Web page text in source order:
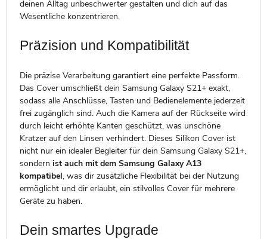
deinen Alltag unbeschwerter gestalten und dich auf das
Wesentliche konzentrieren.
Präzision und Kompatibilität
Die präzise Verarbeitung garantiert eine perfekte Passform.
Das Cover umschließt dein Samsung Galaxy S21+ exakt,
sodass alle Anschlüsse, Tasten und Bedienelemente jederzeit
frei zugänglich sind. Auch die Kamera auf der Rückseite wird
durch leicht erhöhte Kanten geschützt, was unschöne
Kratzer auf den Linsen verhindert. Dieses Silikon Cover ist
nicht nur ein idealer Begleiter für dein Samsung Galaxy S21+,
sondern ist auch mit dem Samsung Galaxy A13
kompatibel, was dir zusätzliche Flexibilität bei der Nutzung
ermöglicht und dir erlaubt, ein stilvolles Cover für mehrere
Geräte zu haben.
Dein smartes Upgrade